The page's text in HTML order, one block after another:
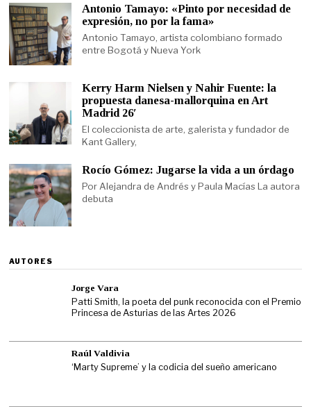
Antonio Tamayo: «Pinto por necesidad de
expresión, no por la fama»
Antonio Tamayo, artista colombiano formado
entre Bogotá y Nueva York
Kerry Harm Nielsen y Nahir Fuente: la
propuesta danesa-mallorquina en Art
Madrid 26′
El coleccionista de arte, galerista y fundador de
Kant Gallery,
Rocío Gómez: Jugarse la vida a un órdago
Por Alejandra de Andrés y Paula Macías La autora
debuta
AUTORES
Jorge Vara
Patti Smith, la poeta del punk reconocida con el Premio
Princesa de Asturias de las Artes 2026
Raúl Valdivia
‘Marty Supreme’ y la codicia del sueño americano